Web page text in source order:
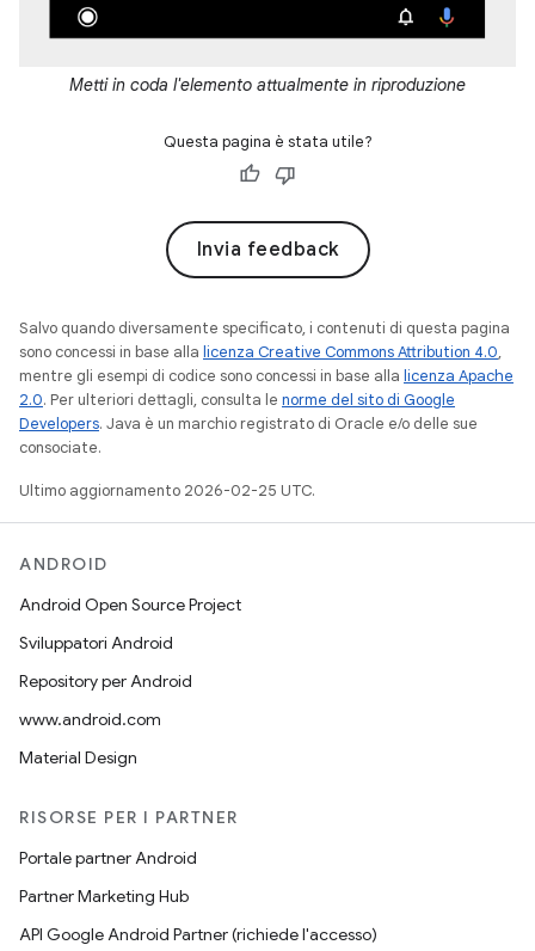
Metti in coda l'elemento attualmente in riproduzione
Questa pagina è stata utile?
Invia feedback
Salvo quando diversamente specificato, i contenuti di questa pagina
sono concessi in base alla licenza Creative Commons Attribution 4.0,
mentre gli esempi di codice sono concessi in base alla licenza Apache
2.0. Per ulteriori dettagli, consulta le norme del sito di Google
Developers. Java è un marchio registrato di Oracle e/o delle sue
consociate.
Ultimo aggiornamento 2026-02-25 UTC.
ANDROID
Android Open Source Project
Sviluppatori Android
Repository per Android
www.android.com
Material Design
RISORSE PER I PARTNER
Portale partner Android
Partner Marketing Hub
API Google Android Partner (richiede l'accesso)